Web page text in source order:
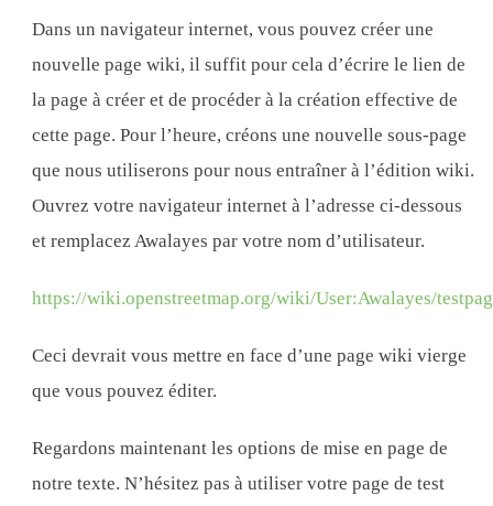
Dans un navigateur internet, vous pouvez créer une
nouvelle page wiki, il suffit pour cela d’écrire le lien de
la page à créer et de procéder à la création effective de
cette page. Pour l’heure, créons une nouvelle sous-page
que nous utiliserons pour nous entraîner à l’édition wiki.
Ouvrez votre navigateur internet à l’adresse ci-dessous
et remplacez Awalayes par votre nom d’utilisateur.
https://wiki.openstreetmap.org/wiki/User:Awalayes/
Ceci devrait vous mettre en face d’une page wiki vierge
que vous pouvez éditer.
Regardons maintenant les options de mise en page de
notre texte. N’hésitez pas à utiliser votre page de test